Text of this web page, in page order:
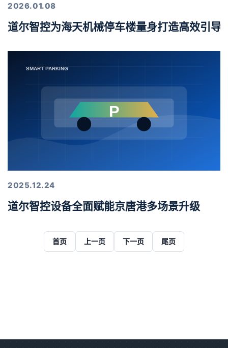
2026.01.08
道尔智控为海天机械停车楼量身打造高效引导
2025.12.24
道尔智控设备全面赋能京唐港多场景升级
首页 上一页 下一页 尾页